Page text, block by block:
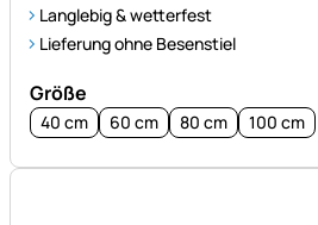
Langlebig & wetterfest
Lieferung ohne Besenstiel
Größe
40 cm 60 cm 80 cm 100 cm